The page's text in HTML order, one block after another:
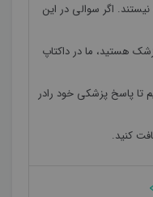
اگر سوالی در این
هستید، ما در داکتاپ
تا پاسخ پزشکی خود رادر
کنید.